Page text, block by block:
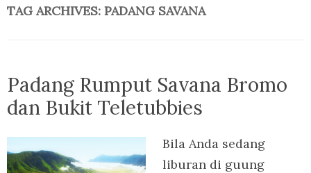
TAG ARCHIVES: PADANG SAVANA
Padang Rumput Savana Bromo
dan Bukit Teletubbies
Bila Anda sedang
liburan di guung